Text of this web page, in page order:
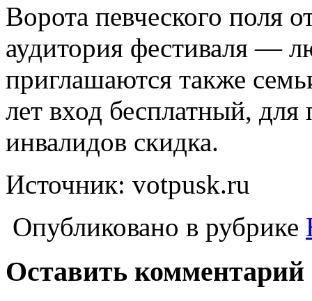
Ворота певческого поля
аудитория фестиваля —
приглашаются также
лет вход бесплатный,
инвалидов скидка.
Источник: votpusk.ru
Опубликовано в рубрике
Оставить комментарий